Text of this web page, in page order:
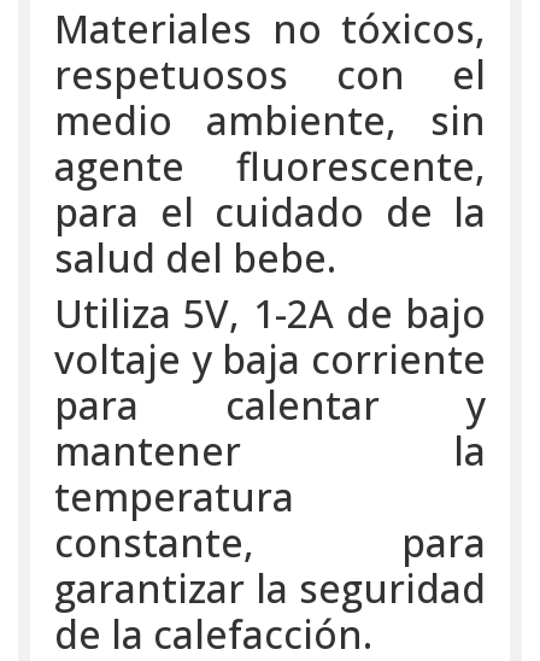
Materiales no tóxicos,
respetuosos con el
medio ambiente, sin
agente fluorescente,
para el cuidado de la
salud del bebe.
Utiliza 5V, 1-2A de bajo
voltaje y baja corriente
para calentar y
mantener la
temperatura
constante, para
garantizar la seguridad
de la calefacción.